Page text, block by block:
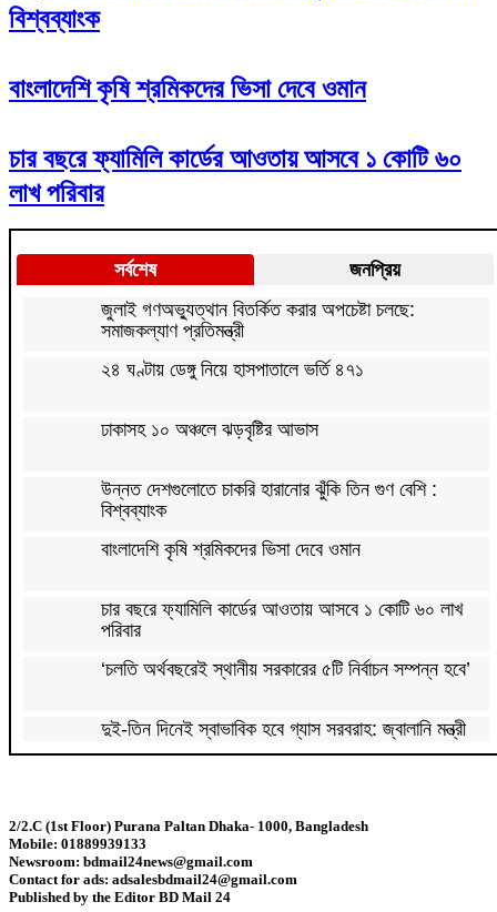
বিশ্বব্যাংক
বাংলাদেশি কৃষি শ্রমিকদের ভিসা দেবে ওমান
চার বছরে ফ্যামিলি কার্ডের আওতায় আসবে ১ কোটি ৬০
লাখ পরিবার
সর্বশেষ
জনপ্রিয়
জুলাই গণঅভ্যুত্থান বিতর্কিত করার অপচেষ্টা চলছে:
সমাজকল্যাণ প্রতিমন্ত্রী
২৪ ঘণ্টায় ডেঙ্গু নিয়ে হাসপাতালে ভর্তি ৪৭১
ঢাকাসহ ১০ অঞ্চলে ঝড়বৃষ্টির আভাস
উন্নত দেশগুলোতে চাকরি হারানোর ঝুঁকি তিন গুণ বেশি :
বিশ্বব্যাংক
বাংলাদেশি কৃষি শ্রমিকদের ভিসা দেবে ওমান
চার বছরে ফ্যামিলি কার্ডের আওতায় আসবে ১ কোটি ৬০ লাখ
পরিবার
‘চলতি অর্থবছরেই স্থানীয় সরকারের ৫টি নির্বাচন সম্পন্ন হবে’
দুই-তিন দিনেই স্বাভাবিক হবে গ্যাস সরবরাহ: জ্বালানি মন্ত্রী
স্বর্ণ খাতকে বৈধ-জবাবদিহিমূলক শিল্পে রূপান্তরের উদ্যোগ
2/2.C (1st Floor) Purana Paltan Dhaka- 1000, Bangladesh
Mobile: 01889939133
Newsroom: bdmail24news@gmail.com
Contact for ads: adsalesbdmail24@gmail.com
Published by the Editor BD Mail 24